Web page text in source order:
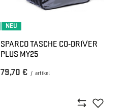
NEU
SPARCO TASCHE CO-DRIVER
PLUS MY25
79,70 € / artikel